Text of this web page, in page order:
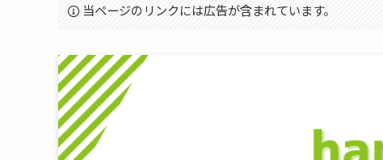
当ページのリンクには広告が含まれています。